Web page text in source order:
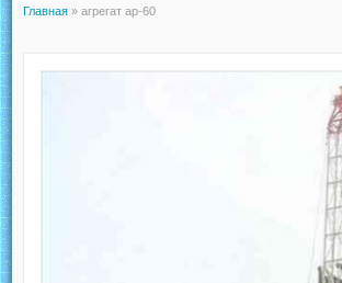
Главная » агрегат ар-60